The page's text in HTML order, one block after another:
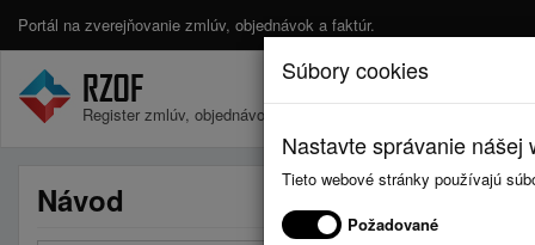
Portál na zverejňovanie zmlúv, objednávok a faktúr.
Register zmlúv, objednávok a faktúr.
Návod
Súbory cookies
Nastavte správanie
Tieto webové stránky používajú
Požadované